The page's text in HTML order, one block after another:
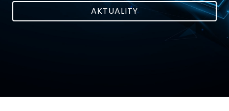
AKTUALITY